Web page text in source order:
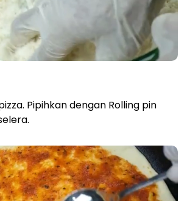
Pipihkan dengan Rolling pin